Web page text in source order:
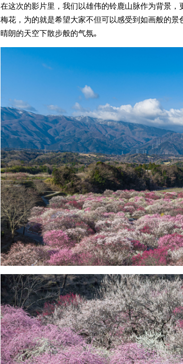
在这次的影片里，我们以雄伟的铃鹿山脉作为背景
梅花，为的就是希望大家不但可以感受到如画般的
晴朗的天空下散步般的气氛｡